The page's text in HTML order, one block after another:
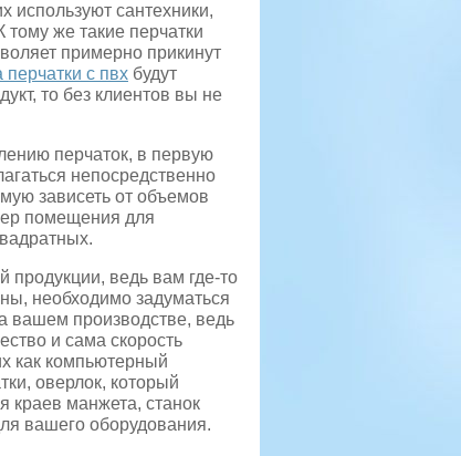
используют сантехники,
тому же такие перчатки
примерно прикинут
перчатки с пвх будут
то без клиентов вы не
перчаток, в первую
непосредственно
зависеть от объемов
помещения для
продукции, ведь вам где-то
необходимо задуматься
вашем производстве, ведь
и сама скорость
как компьютерный
оверлок, который
краев манжета, станок
вашего оборудования.